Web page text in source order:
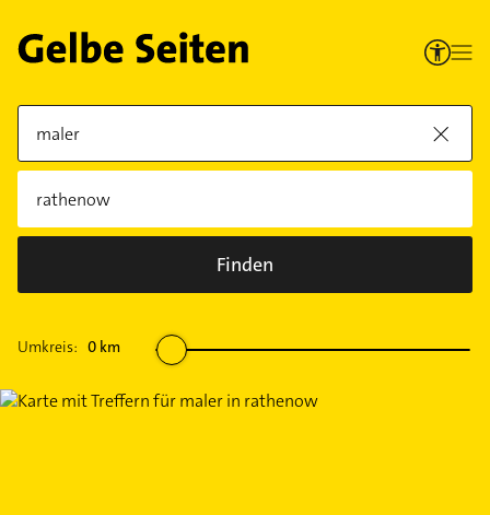
Finden
Umkreis: 0 km